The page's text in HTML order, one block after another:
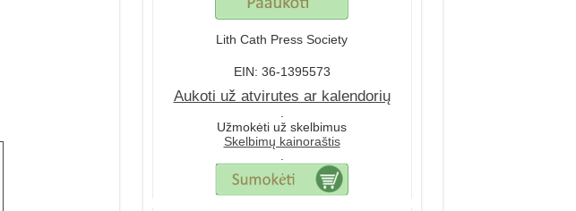
Lith Cath Press Society
EIN: 36-1395573
Aukoti už atvirutes ar kalendorių
.
Užmokėti už skelbimus
Skelbimų kainoraštis
.